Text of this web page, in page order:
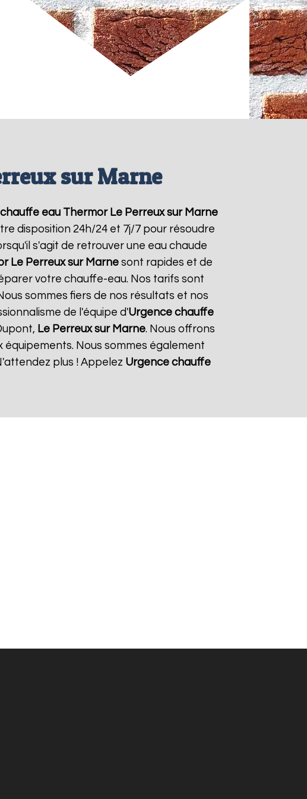
sur Marne
eau Thermor Le Perreux sur Marne
disposition 24h/24 et 7j/7 pour résoudre
s'agit de retrouver une eau chaude
Le Perreux sur Marnesont rapides et de
votre chauffe-eau. Nos tarifs sont
sommes fiers de nos résultats et nos
de l'équipe d'Urgence chauffe
Le Perreux sur Marne. Nous offrons
équipements. Nous sommes également
plus ! Appelez Urgence chauffe